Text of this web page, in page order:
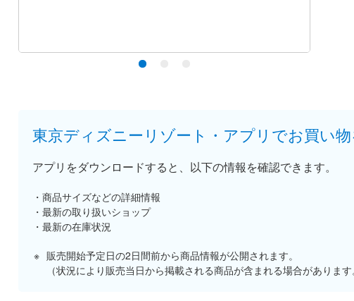
東京ディズニーリゾート・アプリでお買い物
アプリをダウンロードすると、以下の情報を確認できます。
商品サイズなどの詳細情報
最新の取り扱いショップ
最新の在庫状況
販売開始予定日の2日間前から商品情報が公開されます。
（状況により販売当日から掲載される商品が含まれる場合があります